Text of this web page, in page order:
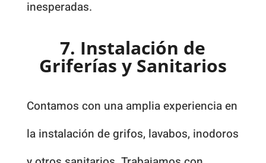
inesperadas.
7. Instalación de
Griferías y Sanitarios
Contamos con una amplia experiencia en
la instalación de grifos, lavabos, inodoros